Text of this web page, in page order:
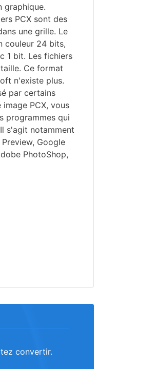
graphique.
PCX sont des
une grille. Le
couleur 24 bits,
1 bit. Les fichiers
Ce format
n'existe plus.
par certains
PCX, vous
programmes qui
s'agit notamment
Google
PhotoShop,
convertir.